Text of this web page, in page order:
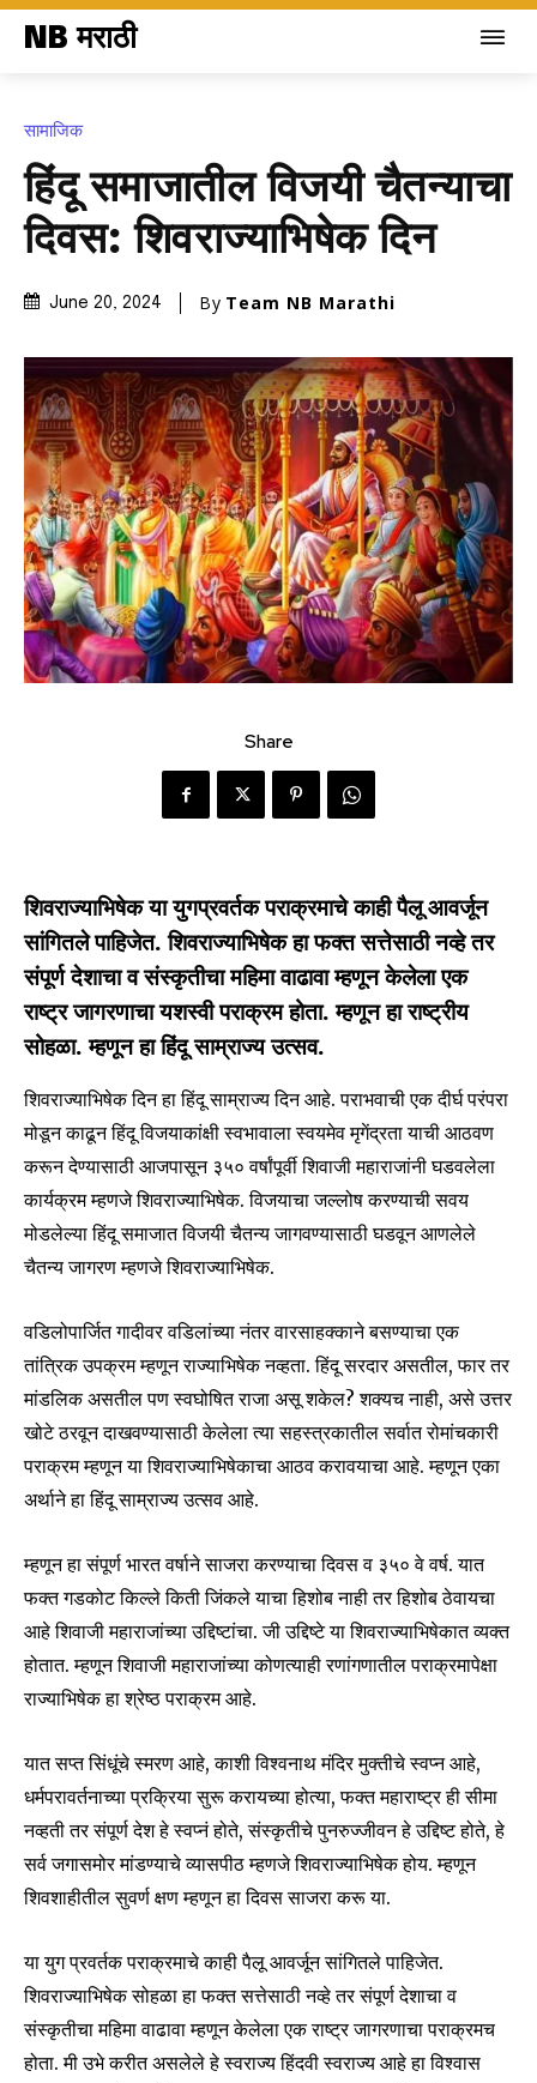
NB मराठी
सामाजिक
हिंदू समाजातील विजयी चैतन्याचा
दिवस: शिवराज्याभिषेक दिन
June 20, 2024 By Team NB Marathi
Share
शिवराज्याभिषेक या युगप्रवर्तक पराक्रमाचे काही पैलू आवर्जून
सांगितले पाहिजेत. शिवराज्याभिषेक हा फक्त सत्तेसाठी नव्हे तर
संपूर्ण देशाचा व संस्कृतीचा महिमा वाढावा म्हणून केलेला एक
राष्ट्र जागरणाचा यशस्वी पराक्रम होता. म्हणून हा राष्ट्रीय
सोहळा. म्हणून हा हिंदू साम्राज्य उत्सव.
शिवराज्याभिषेक दिन हा हिंदू साम्राज्य दिन आहे. पराभवाची एक दीर्घ परंपरा
मोडून काढून हिंदू विजयाकांक्षी स्वभावाला स्वयमेव मृगेंद्रता याची आठवण
करून देण्यासाठी आजपासून ३५० वर्षांपूर्वी शिवाजी महाराजांनी घडवलेला
कार्यक्रम म्हणजे शिवराज्याभिषेक. विजयाचा जल्लोष करण्याची सवय
मोडलेल्या हिंदू समाजात विजयी चैतन्य जागवण्यासाठी घडवून आणलेले
चैतन्य जागरण म्हणजे शिवराज्याभिषेक.
वडिलोपार्जित गादीवर वडिलांच्या नंतर वारसाहक्काने बसण्याचा एक
तांत्रिक उपक्रम म्हणून राज्याभिषेक नव्हता. हिंदू सरदार असतील, फार तर
मांडलिक असतील पण स्वघोषित राजा असू शकेल? शक्यच नाही, असे उत्तर
खोटे ठरवून दाखवण्यासाठी केलेला त्या सहस्त्रकातील सर्वात रोमांचकारी
पराक्रम म्हणून या शिवराज्याभिषेकाचा आठव करावयाचा आहे. म्हणून एका
अर्थाने हा हिंदू साम्राज्य उत्सव आहे.
म्हणून हा संपूर्ण भारत वर्षाने साजरा करण्याचा दिवस व ३५० वे वर्ष. यात
फक्त गडकोट किल्ले किती जिंकले याचा हिशोब नाही तर हिशोब ठेवायचा
आहे शिवाजी महाराजांच्या उद्दिष्टांचा. जी उद्दिष्टे या शिवराज्याभिषेकात व्यक्त
होतात. म्हणून शिवाजी महाराजांच्या कोणत्याही रणांगणातील पराक्रमापेक्षा
राज्याभिषेक हा श्रेष्ठ पराक्रम आहे.
यात सप्त सिंधूंचे स्मरण आहे, काशी विश्वनाथ मंदिर मुक्तीचे स्वप्न आहे,
धर्मपरावर्तनाच्या प्रक्रिया सुरू करायच्या होत्या, फक्त महाराष्ट्र ही सीमा
नव्हती तर संपूर्ण देश हे स्वप्नं होते, संस्कृतीचे पुनरुज्जीवन हे उद्दिष्ट होते, हे
सर्व जगासमोर मांडण्याचे व्यासपीठ म्हणजे शिवराज्याभिषेक होय. म्हणून
शिवशाहीतील सुवर्ण क्षण म्हणून हा दिवस साजरा करू या.
या युग प्रवर्तक पराक्रमाचे काही पैलू आवर्जून सांगितले पाहिजेत.
शिवराज्याभिषेक सोहळा हा फक्त सत्तेसाठी नव्हे तर संपूर्ण देशाचा व
संस्कृतीचा महिमा वाढावा म्हणून केलेला एक राष्ट्र जागरणाचा पराक्रमच
होता. मी उभे करीत असलेले हे स्वराज्य हिंदवी स्वराज्य आहे हा विश्वास